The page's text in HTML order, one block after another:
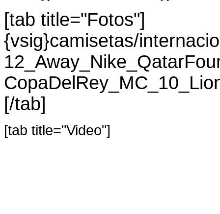
[tab title="Fotos"]
{vsig}camisetas/
[/tab]
[tab title="Video"]